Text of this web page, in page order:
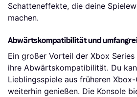
Schatteneffekte, die deine
machen.
Abwärtskompatibilität und
Ein großer Vorteil der Xbox
ihre Abwärtskompatibilität. Du
Lieblingsspiele aus früheren
weiterhin genießen. Die Konsole